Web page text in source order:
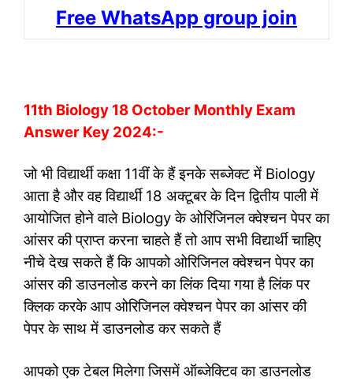
Free WhatsApp group join
11th Biology 18 October Monthly Exam
Answer Key 2024:-
जो भी विद्यार्थी कक्षा 11वीं के हैं इनके सब्जेक्ट में Biology
आता है और वह विद्यार्थी 18 अक्टूबर के दिन द्वितीय पाली में
आयोजित होने वाले Biology के ओरिजिनल क्वेश्चन पेपर का
आंसर की प्राप्त करना चाहते हैं तो आप सभी विद्यार्थी चाहिए
नीचे देख सकते हैं कि आपको ओरिजिनल क्वेश्चन पेपर का
आंसर की डाउनलोड करने का लिंक दिया गया है लिंक पर
क्लिक करके आप ओरिजिनल क्वेश्चन पेपर का आंसर की
पेपर के साथ में डाउनलोड कर सकते हैं
आपको एक टेबल मिलेगा जिसमें ऑब्जेक्टिव का डाउनलोड